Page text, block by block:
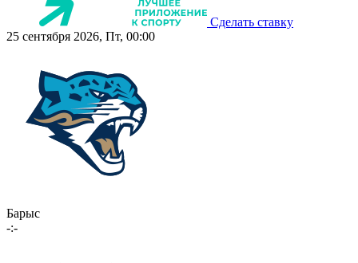
Сделать ставку
25 сентября 2026, Пт, 00:00
Барыс
-:-